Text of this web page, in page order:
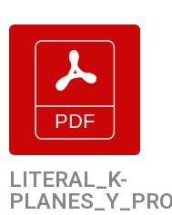
LITERAL_K-